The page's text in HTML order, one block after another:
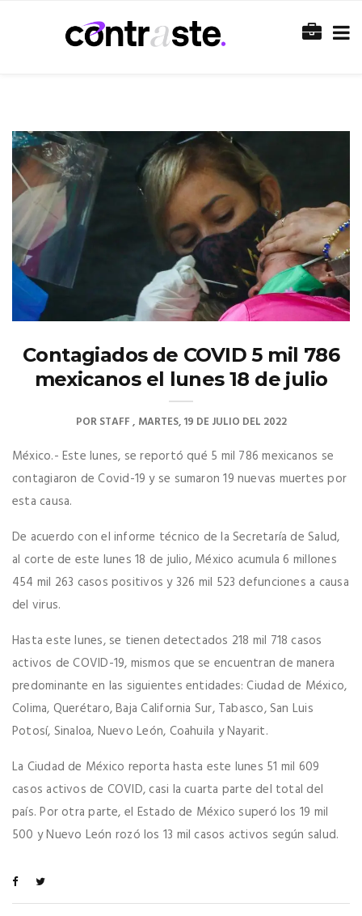
Contagiados de COVID 5 mil 786
mexicanos el lunes 18 de julio
PORSTAFF MARTES, 19 DE JULIO DEL 2022
México.- Este lunes, se reportó qué 5 mil 786 mexicanos se
contagiaron de Covid-19 y se sumaron 19 nuevas muertes por
esta causa.
De acuerdo con el informe técnico de la Secretaría de Salud,
al corte de este lunes 18 de julio, México acumula 6 millones
454 mil 263 casos positivos y 326 mil 523 defunciones a causa
del virus.
Hasta este lunes, se tienen detectados 218 mil 718 casos
activos de COVID-19, mismos que se encuentran de manera
predominante en las siguientes entidades: Ciudad de México,
Colima, Querétaro, Baja California Sur, Tabasco, San Luis
Potosí, Sinaloa, Nuevo León, Coahuila y Nayarit.
La Ciudad de México reporta hasta este lunes 51 mil 609
casos activos de COVID, casi la cuarta parte del total del
país. Por otra parte, el Estado de México superó los 19 mil
500 y Nuevo León rozó los 13 mil casos activos según salud.